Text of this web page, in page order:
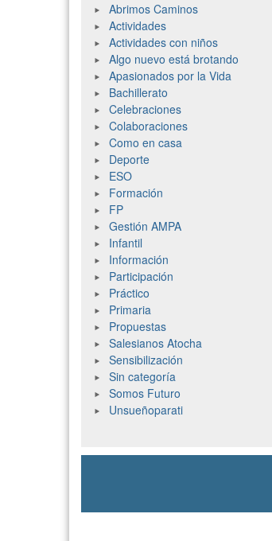
Abrimos Caminos
Actividades
Actividades con niños
Algo nuevo está brotando
Apasionados por la Vida
Bachillerato
Celebraciones
Colaboraciones
Como en casa
Deporte
ESO
Formación
FP
Gestión AMPA
Infantil
Información
Participación
Práctico
Primaria
Propuestas
Salesianos Atocha
Sensibilización
Sin categoría
Somos Futuro
Unsueñoparati